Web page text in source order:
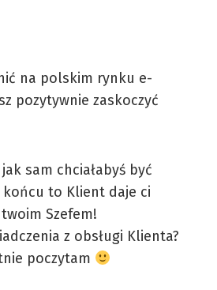
na polskim rynku e-
pozytywnie zaskoczyć
sam chciałabyś być
to Klient daje ci
Szefem!
z obsługi Klienta?
poczytam